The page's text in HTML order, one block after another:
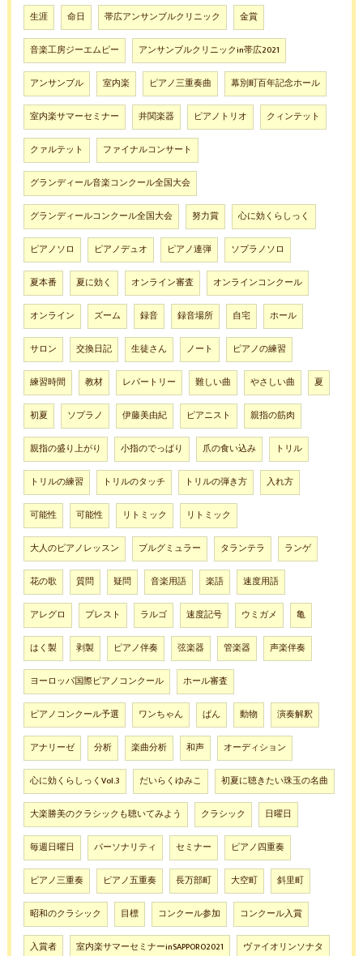
生涯 命日 帯広アンサンブルクリニック 金賞
音楽工房ジーエムピー アンサンブルクリニックin帯広2021
アンサンブル 室内楽 ピアノ三重奏曲 幕別町百年記念ホール
室内楽サマーセミナー 井関楽器 ピアノトリオ クィンテット
クァルテット ファイナルコンサート
グランディール音楽コンクール全国大会
グランディールコンクール全国大会 努力賞 心に効くらしっく
ピアノソロ ピアノデュオ ピアノ連弾 ソプラノソロ
夏本番 夏に効く オンライン審査 オンラインコンクール
オンライン ズーム 録音 録音場所 自宅 ホール
サロン 交換日記 生徒さん ノート ピアノの練習
練習時間 教材 レパートリー 難しい曲 やさしい曲 夏
初夏 ソプラノ 伊藤美由紀 ピアニスト 親指の筋肉
親指の盛り上がり 小指のでっぱり 爪の食い込み トリル
トリルの練習 トリルのタッチ トリルの弾き方 入れ方
可能性 可能性 リトミック リトミック
大人のピアノレッスン ブルグミュラー タランテラ ランゲ
花の歌 質問 疑問 音楽用語 楽語 速度用語
アレグロ プレスト ラルゴ 速度記号 ウミガメ 亀
はく製 剥製 ピアノ伴奏 弦楽器 管楽器 声楽伴奏
ヨーロッパ国際ピアノコンクール ホール審査
ピアノコンクール予選 ワンちゃん ぱん 動物 演奏解釈
アナリーゼ 分析 楽曲分析 和声 オーディション
心に効くらしっくVol.3 だいらくゆみこ 初夏に聴きたい珠玉の名曲
大楽勝美のクラシックも聴いてみよう クラシック 日曜日
毎週日曜日 パーソナリティ セミナー ピアノ四重奏
ピアノ三重奏 ピアノ五重奏 長万部町 大空町 斜里町
昭和のクラシック 目標 コンクール参加 コンクール入賞
入賞者 室内楽サマーセミナーinSAPPORO2021 ヴァイオリンソナタ